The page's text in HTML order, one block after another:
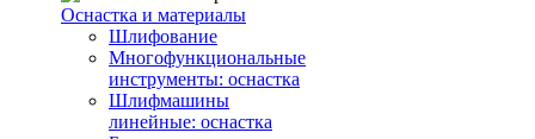
Оснастка и материалы
Шлифование
Многофункциональные
инструменты: оснастка
Шлифмашины
линейные: оснастка